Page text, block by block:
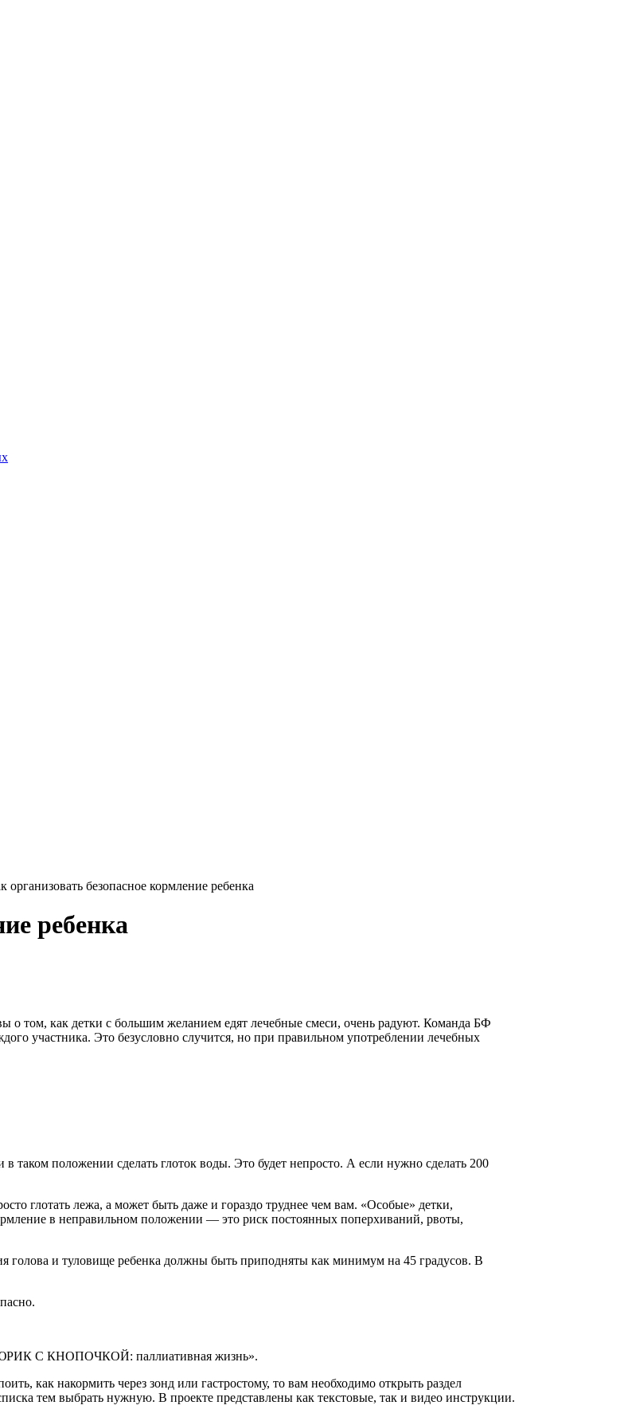
организовать безопасное кормление ребенка
ребенка
том, как детки с большим желанием едят лечебные смеси, очень радуют. Команда БФ
участника. Это безусловно случится, но при правильном употреблении лечебных
положении сделать глоток воды. Это будет непросто. А если нужно сделать 200
глотать лежа, а может быть даже и гораздо труднее чем вам. «Особые» детки,
в неправильном положении — это риск постоянных поперхиваний, рвоты,
голова и туловище ребенка должны быть приподняты как минимум на 45 градусов. В
С КНОПОЧКОЙ: паллиативная жизнь».
как накормить через зонд или гастростому, то вам необходимо открыть раздел
выбрать нужную. В проекте представлены как текстовые, так и видео инструкции.